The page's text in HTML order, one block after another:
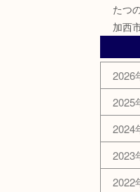
たつ
加西
2026
2025
2024
2023
2022